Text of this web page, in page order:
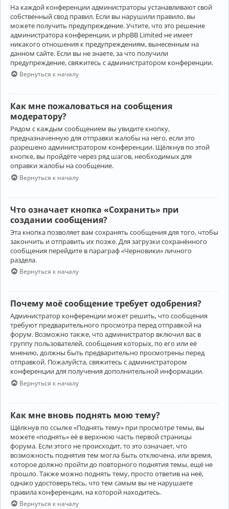
На каждой конференции администраторы устанавливают свой
собственный свод правил. Если вы нарушили правило, вы
можете получить предупреждение. Учтите, что это решение
администратора конференции, и phpBB Limited не имеет
никакого отношения к предупреждениям, вынесенным на
данном сайте. Если вы не знаете, за что получили
предупреждение, свяжитесь с администратором конференции.
Вернуться к началу
Как мне пожаловаться на сообщения
модератору?
Рядом с каждым сообщением вы увидите кнопку,
предназначенную для отправки жалобы на него, если это
разрешено администратором конференции. Щёлкнув по этой
кнопке, вы пройдёте через ряд шагов, необходимых для
оправки жалобы на сообщение.
Вернуться к началу
Что означает кнопка «Сохранить» при
создании сообщения?
Эта кнопка позволяет вам сохранять сообщения для того, чтобы
закончить и отправить их позже. Для загрузки сохранённого
сообщения перейдите в параграф «Черновики» личного
раздела.
Вернуться к началу
Почему моё сообщение требует одобрения?
Администратор конференции может решить, что сообщения
требуют предварительного просмотра перед отправкой на
форум. Возможно также, что администратор включил вас в
группу пользователей, сообщения которых, по его или её
мнению, должны быть предварительно просмотрены перед
отправкой. Пожалуйста, свяжитесь с администратором
конференции для получения дополнительной информации.
Вернуться к началу
Как мне вновь поднять мою тему?
Щёлкнув по ссылке «Поднять тему» при просмотре темы, вы
можете «поднять» её в верхнюю часть первой страницы
форума. Если этого не происходит, то это означает, что
возможность поднятия тем могла быть отключена, или время,
которое должно пройти до повторного поднятия темы, ещё не
прошло. Также можно поднять тему, просто ответив на неё,
однако удостоверьтесь, что тем самым вы не нарушаете
правила конференции, на которой находитесь.
Вернуться к началу